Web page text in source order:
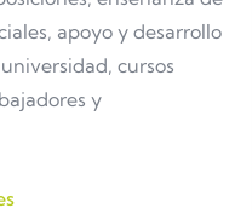
apoyo y desarrollo
cursos
y